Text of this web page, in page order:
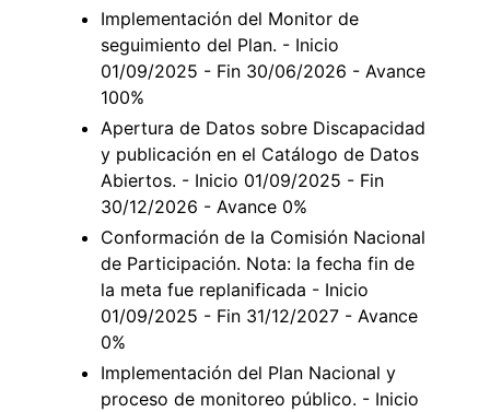
Implementación del Monitor de
seguimiento del Plan. - Inicio
01/09/2025 - Fin 30/06/2026 - Avance
100%
Apertura de Datos sobre Discapacidad
y publicación en el Catálogo de Datos
Abiertos. - Inicio 01/09/2025 - Fin
30/12/2026 - Avance 0%
Conformación de la Comisión Nacional
de Participación. Nota: la fecha fin de
la meta fue replanificada - Inicio
01/09/2025 - Fin 31/12/2027 - Avance
0%
Implementación del Plan Nacional y
proceso de monitoreo público. - Inicio